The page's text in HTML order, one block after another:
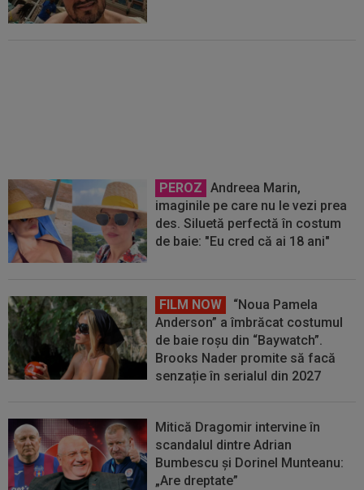
PEROZ Andreea Marin,
imaginile pe care nu le vezi prea
des. Siluetă perfectă în costum
de baie: "Eu cred că ai 18 ani"
FILM NOW
“Noua Pamela
Anderson” a îmbrăcat costumul
de baie roșu din “Baywatch”.
Brooks Nader promite să facă
senzație în serialul din 2027
Mitică Dragomir intervine în
scandalul dintre Adrian
Bumbescu și Dorinel Munteanu:
„Are dreptate”